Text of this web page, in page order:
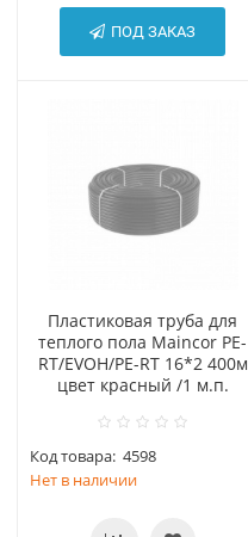
ПОД ЗАКАЗ
Пластиковая труба для
теплого пола Maincor PE-
RT/EVOH/PE-RT 16*2 400м
цвет красный /1 м.п.
Код товара: 4598
Нет в наличии